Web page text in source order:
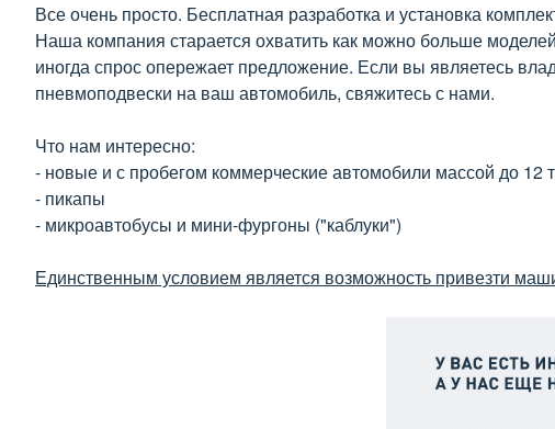
Все очень просто. Бесплатная разработка и установка
Наша компания старается охватить как можно больше
иногда спрос опережает предложение. Если вы являетесь
пневмоподвески на ваш автомобиль, свяжитесь с нами.
Что нам интересно:
- новые и с пробегом коммерческие автомобили массой до 12
- пикапы
- микроавтобусы и мини-фургоны ("каблуки")
Единственным условием является возможность привезти